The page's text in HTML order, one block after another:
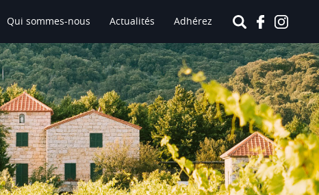
Qui sommes-nous Actualités Adhérez
Coordonnées
VIGNOBLE EXPERIENCE
1898 avenue Foix Candale
24610 - Villefranche de Lonchat